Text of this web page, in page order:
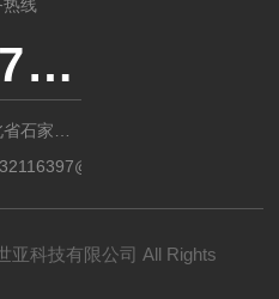
热线
13785112135
石家庄
西区新石
亚科技有限公司 All Rights